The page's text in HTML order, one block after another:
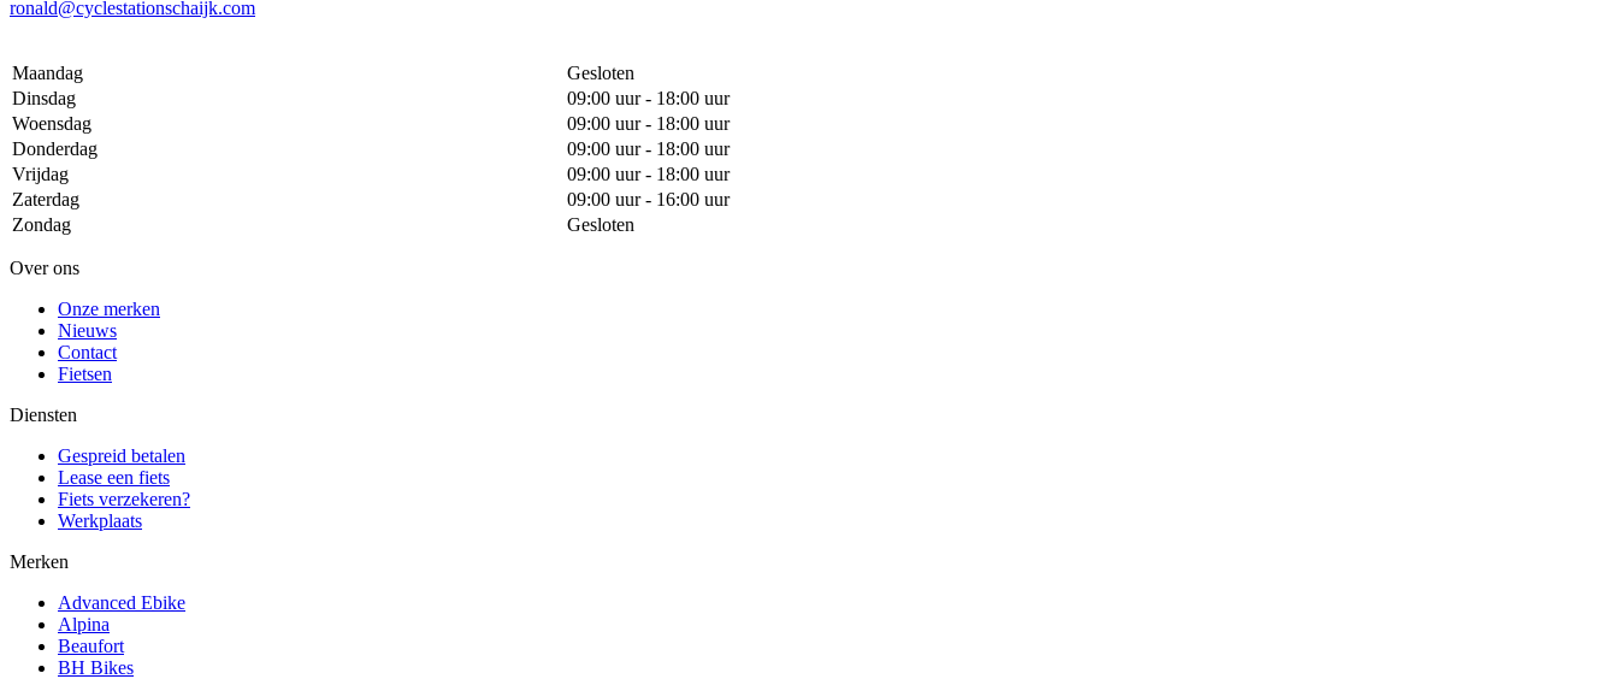
ronald@cyclestationschaijk.com
Maandag
Gesloten
Dinsdag
09:00 uur - 18:00 uur
Woensdag
09:00 uur - 18:00 uur
Donderdag
09:00 uur - 18:00 uur
Vrijdag
09:00 uur - 18:00 uur
Zaterdag
09:00 uur - 16:00 uur
Zondag
Gesloten
Over ons
Onze merken
Nieuws
Contact
Fietsen
Diensten
Gespreid betalen
Lease een fiets
Fiets verzekeren?
Werkplaats
Merken
Advanced Ebike
Alpina
Beaufort
BH Bikes